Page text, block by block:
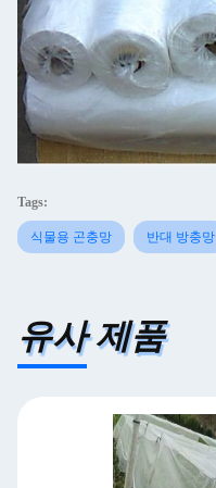
Tags:
식물용 곤충망 반대 방충망
유사 제품